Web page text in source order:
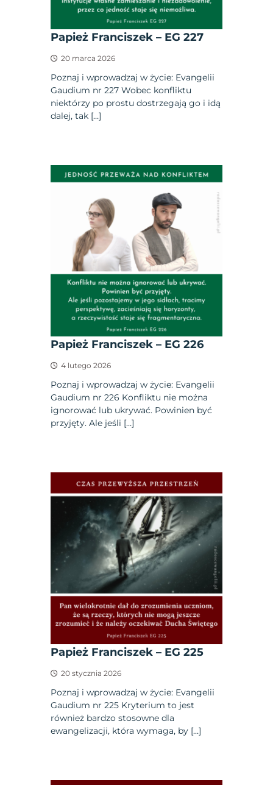
Papież Franciszek – EG 227
20 marca 2026
Poznaj i wprowadzaj w życie: Evangelii
Gaudium nr 227 Wobec konfliktu
niektórzy po prostu dostrzegają go i idą
dalej, tak […]
Papież Franciszek – EG 226
4 lutego 2026
Poznaj i wprowadzaj w życie: Evangelii
Gaudium nr 226 Konfliktu nie można
ignorować lub ukrywać. Powinien być
przyjęty. Ale jeśli […]
Papież Franciszek – EG 225
20 stycznia 2026
Poznaj i wprowadzaj w życie: Evangelii
Gaudium nr 225 Kryterium to jest
również bardzo stosowne dla
ewangelizacji, która wymaga, by […]